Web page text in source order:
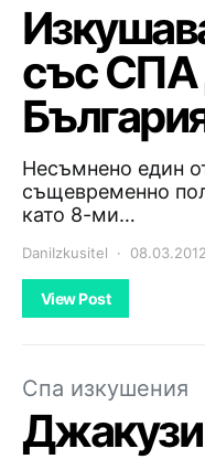
със СПА
Несъмнено един
същевременно
като 8-ми…
DaniIzkusitel 08.03.2012
View Post
Спа изкушения
Джакузи